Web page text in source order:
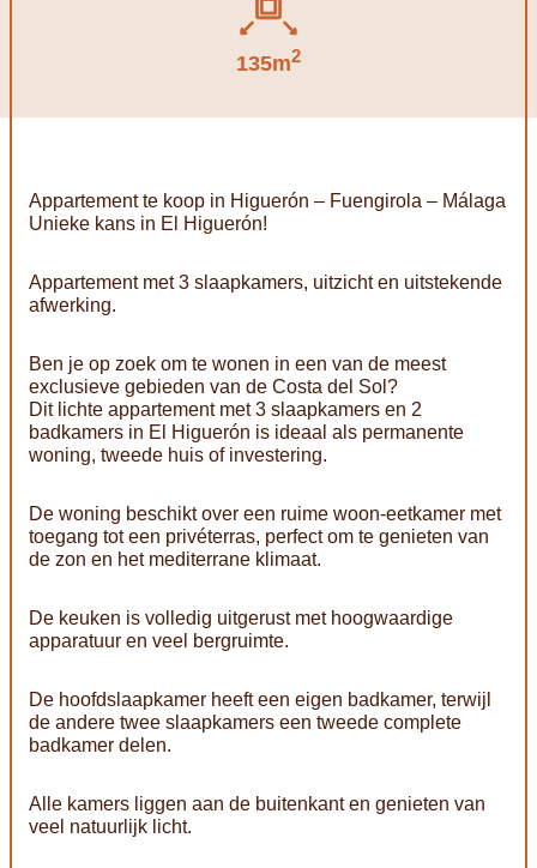
135m2
Appartement te koop in Higuerón – Fuengirola – Málaga
Unieke kans in El Higuerón!
Appartement met 3 slaapkamers, uitzicht en uitstekende
afwerking.
Ben je op zoek om te wonen in een van de meest
exclusieve gebieden van de Costa del Sol?
Dit lichte appartement met 3 slaapkamers en 2
badkamers in El Higuerón is ideaal als permanente
woning, tweede huis of investering.
De woning beschikt over een ruime woon-eetkamer met
toegang tot een privéterras, perfect om te genieten van
de zon en het mediterrane klimaat.
De keuken is volledig uitgerust met hoogwaardige
apparatuur en veel bergruimte.
De hoofdslaapkamer heeft een eigen badkamer, terwijl
de andere twee slaapkamers een tweede complete
badkamer delen.
Alle kamers liggen aan de buitenkant en genieten van
veel natuurlijk licht.